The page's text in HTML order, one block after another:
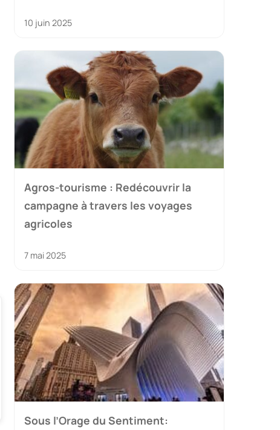
10 juin 2025
Agros-tourisme : Redécouvrir la
campagne à travers les voyages
agricoles
7 mai 2025
Sous l’Orage du Sentiment: